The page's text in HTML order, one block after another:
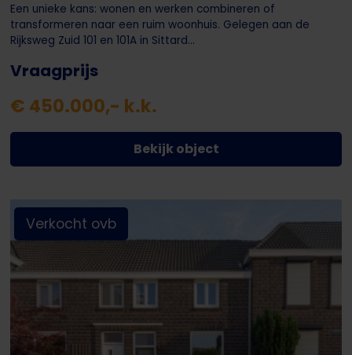
Een unieke kans: wonen en werken combineren of
transformeren naar een ruim woonhuis. Gelegen aan de
Rijksweg Zuid 101 en 101A in Sittard...
Vraagprijs
€ 450.000,- k.k.
Bekijk object
Verkocht ovb